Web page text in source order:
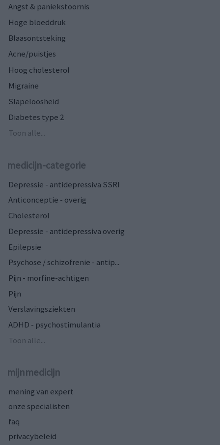
Angst & paniekstoornis
Hoge bloeddruk
Blaasontsteking
Acne/puistjes
Hoog cholesterol
Migraine
Slapeloosheid
Diabetes type 2
Toon alle...
medicijn-categorie
Depressie - antidepressiva SSRI
Anticonceptie - overig
Cholesterol
Depressie - antidepressiva overig
Epilepsie
Psychose / schizofrenie - antip...
Pijn - morfine-achtigen
Pijn
Verslavingsziekten
ADHD - psychostimulantia
Toon alle...
mijnmedicijn
mening van expert
onze specialisten
faq
privacybeleid